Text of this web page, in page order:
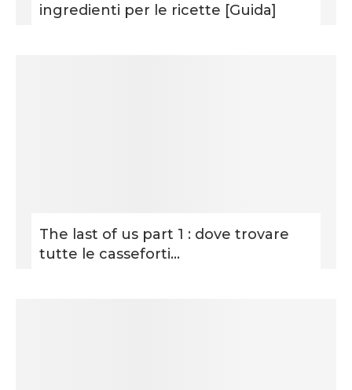
ingredienti per le ricette [Guida]
The last of us part 1 : dove trovare
tutte le casseforti...